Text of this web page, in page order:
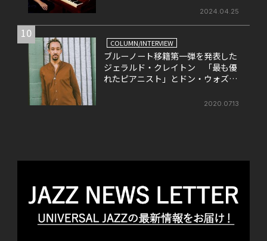
2024.04.25
10
COLUMN/INTERVIEW
ブルーノート移籍第一弾を発表した
ジェラルド・クレイトン 「最も優
れたピアニスト」とドン・ウォズが
2020.07.13